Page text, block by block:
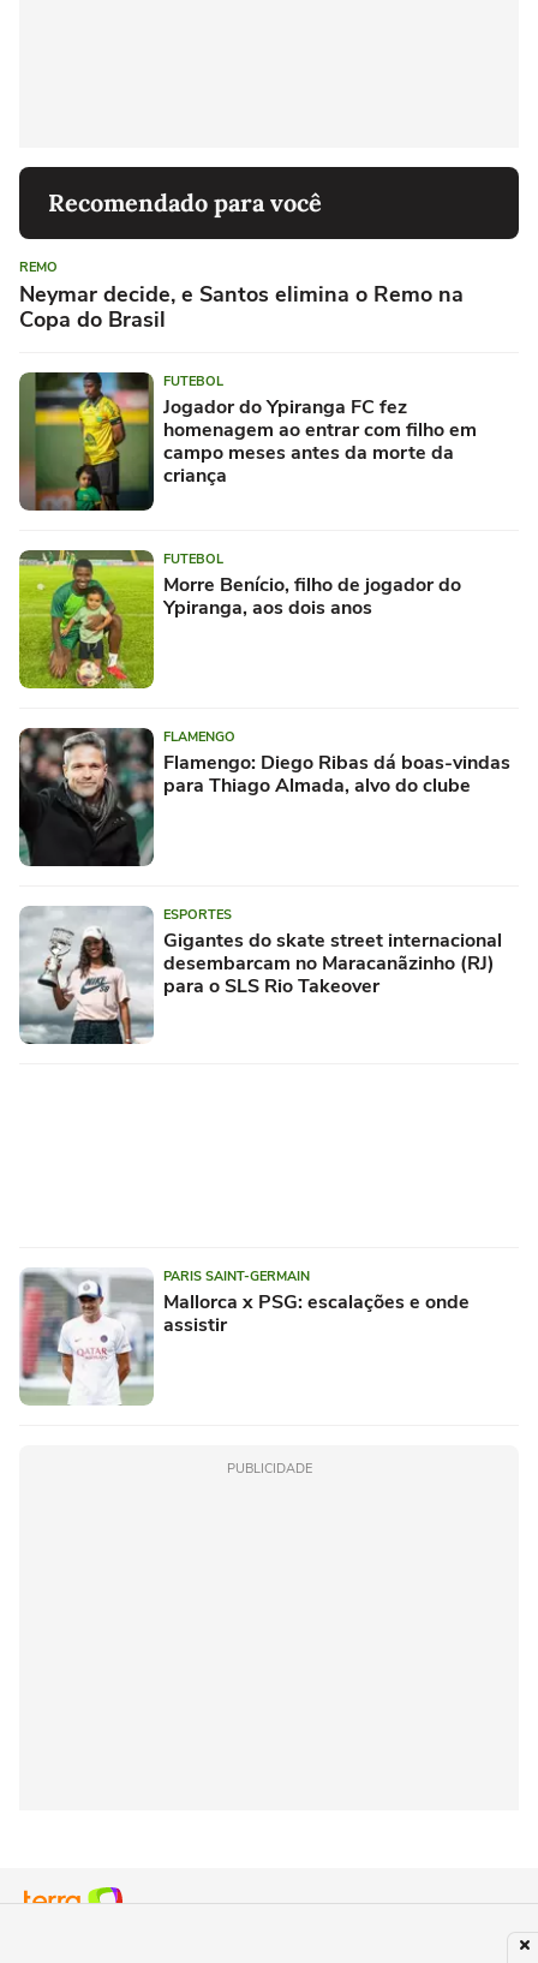
Recomendado para você
REMO
Neymar decide, e Santos elimina o Remo na
Copa do Brasil
FUTEBOL
Jogador do Ypiranga FC fez
homenagem ao entrar com filho em
campo meses antes da morte da
criança
FUTEBOL
Morre Benício, filho de jogador do
Ypiranga, aos dois anos
FLAMENGO
Flamengo: Diego Ribas dá boas-vindas
para Thiago Almada, alvo do clube
ESPORTES
Gigantes do skate street internacional
desembarcam no Maracanãzinho (RJ)
para o SLS Rio Takeover
PARIS SAINT-GERMAIN
Mallorca x PSG: escalações e onde
assistir
PUBLICIDADE